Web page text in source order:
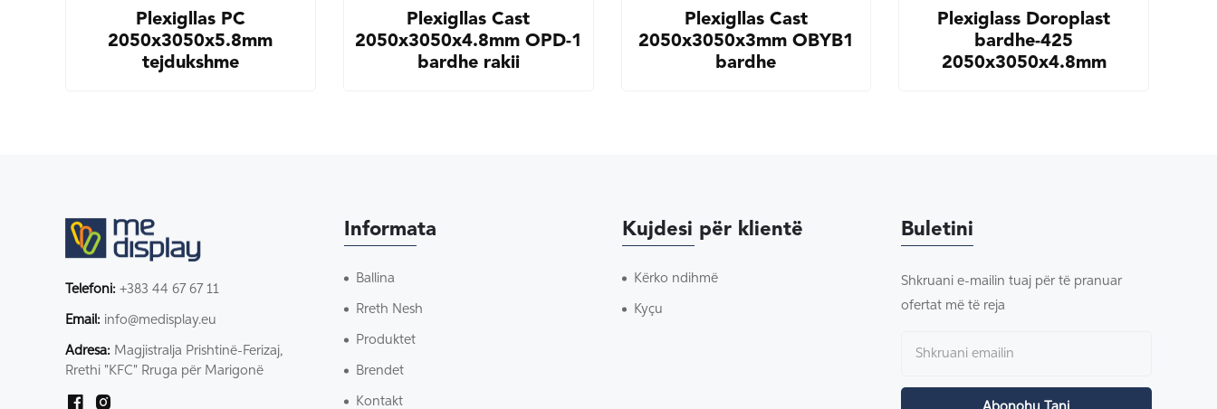
Plexigllas PC
2050x3050x5.8mm
tejdukshme
Plexigllas Cast
2050x3050x4.8mm OPD-1
bardhe rakii
Plexigllas Cast
2050x3050x3mm OBYB1
bardhe
Plexiglass Doroplast
bardhe-425
2050x3050x4.8mm
Telefoni: +383 44 67 67 11
Email: info@medisplay.eu
Adresa: Magjistralja Prishtinë-Ferizaj,
Rrethi "KFC" Rruga për Marigonë
Informata
Ballina
Rreth Nesh
Produktet
Brendet
Kontakt
Kujdesi për klientë
Kërko ndihmë
Kyçu
Buletini
Shkruani e-mailin tuaj për të pranuar
ofertat më të reja